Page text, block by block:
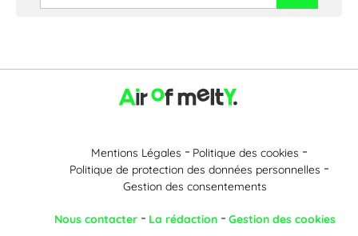
Mentions Légales
Politique des cookies
Politique de protection des données personnelles
Gestion des consentements
Nous contacter La rédaction Gestion des cookies